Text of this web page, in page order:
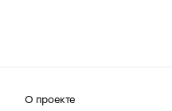
О проекте